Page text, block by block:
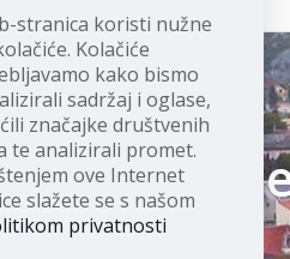
stranica koristi nužne
Kolačiće
kako bismo
sadržaj i oglase,
značajke društvenih
te analizirali promet.
ove Internet
slažete se s našom
privatnosti